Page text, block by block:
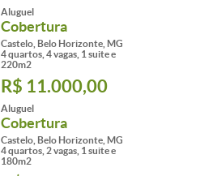
Aluguel
Cobertura
Castelo, Belo Horizonte, MG
4 quartos, 4 vagas, 1 suite e
220m2
R$ 11.000,00
Aluguel
Cobertura
Castelo, Belo Horizonte, MG
4 quartos, 2 vagas, 1 suite e
180m2